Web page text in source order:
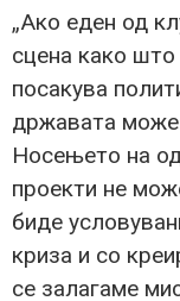
„Ако еден од
сцена како
посакува
државата може
Носењето на
проекти не
биде
криза и со
се залагаме